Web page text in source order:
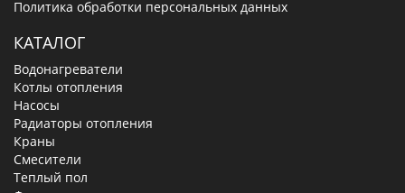
Политика обработки персональных данных
КАТАЛОГ
Водонагреватели
Котлы отопления
Насосы
Радиаторы отопления
Краны
Смесители
Теплый пол